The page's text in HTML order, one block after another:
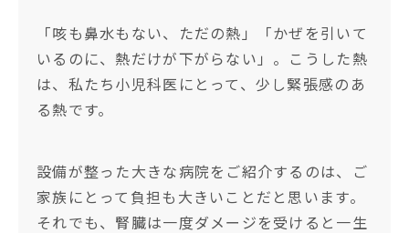
「咳も鼻水もない、ただの熱」「かぜを引いて
いるのに、熱だけが下がらない」。こうした熱
は、私たち小児科医にとって、少し緊張感のあ
る熱です。
設備が整った大きな病院をご紹介するのは、ご
家族にとって負担も大きいことだと思います。
それでも、腎臓は一度ダメージを受けると一生